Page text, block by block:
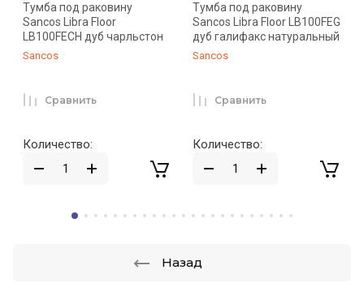
Тумба под раковину
Sancos Libra Floor
LB100FECH дуб чарльстон
Sancos
Количество:
Сравнить
Тумба под раковину
Sancos Libra Floor LB100FEG
дуб галифакс натуральный
Sancos
Количество:
Сравнить
Назад